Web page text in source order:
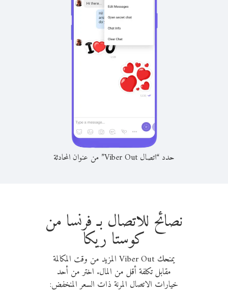
حدد “اتصال Viber Out” من عنوان المحادثة
نصائح للاتصال بـ فرنسا من
كوستا ريكا
يمنحك Viber Out المزيد من وقت المكالمة
مقابل تكلفة أقل من المال. اختر من أحد
خيارات الاتصال المرنة ذات السعر المنخفض: